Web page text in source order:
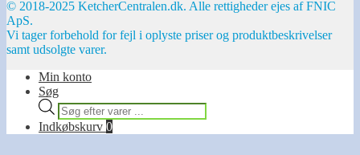
© 2018-2025 KetcherCentralen.dk. Alle rettigheder ejes af FNIC
ApS.
Vi tager forbehold for fejl i oplyste priser og produktbeskrivelser
samt udsolgte varer.
Min konto
Søg
Products
search
Indkøbskurv 0